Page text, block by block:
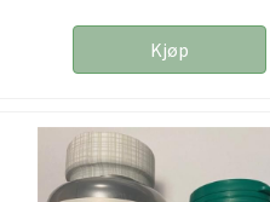
Kjøp